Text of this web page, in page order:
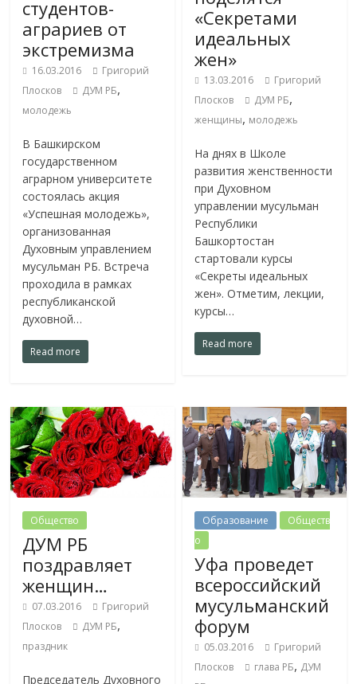
студентов-
аграриев от
экстремизма
16.03.2016
Григорий
Плосков
ДУМ РБ,
молодежь
В Башкирском
государственном
аграрном университете
состоялась акция
«Успешная молодежь»,
организованная
Духовным управлением
мусульман РБ. Встреча
проходила в рамках
республиканской
духовной…
Read more
«Секретами
идеальных
жен»
13.03.2016
Григорий
Плосков
ДУМ РБ,
женщины, молодежь
На днях в Школе
развития женственности
при Духовном
управлении мусульман
Республики
Башкортостан
стартовали курсы
«Секреты идеальных
жен». Отметим, лекции,
курсы…
Read more
Общество
ДУМ РБ
поздравляет
женщин…
07.03.2016
Григорий
Плосков
ДУМ РБ,
праздник
Председатель Духовного
Образование
Обществ
о
Уфа проведет
всероссийский
мусульманский
форум
05.03.2016
Григорий
Плосков
глава РБ, ДУМ